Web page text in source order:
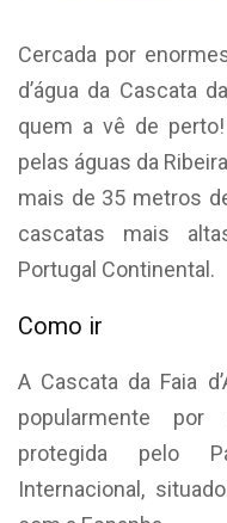
Cercada por
d’água da Cascata
quem a vê de
pelas águas da
mais de 35 metros
cascatas mais
Portugal Continental.
Como ir
A Cascata da Faia
popularmente
protegida pelo
Internacional,